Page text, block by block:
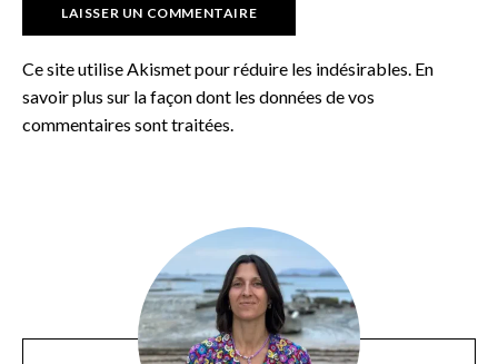
Ce site utilise Akismet pour réduire les indésirables. En
savoir plus sur la façon dont les données de vos
commentaires sont traitées.